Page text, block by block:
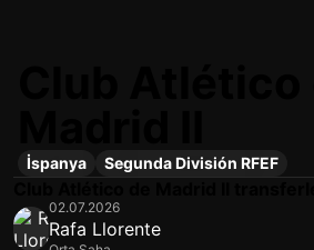
İspanya Segunda División RFEF
02.07.2026
Rafa Llorente